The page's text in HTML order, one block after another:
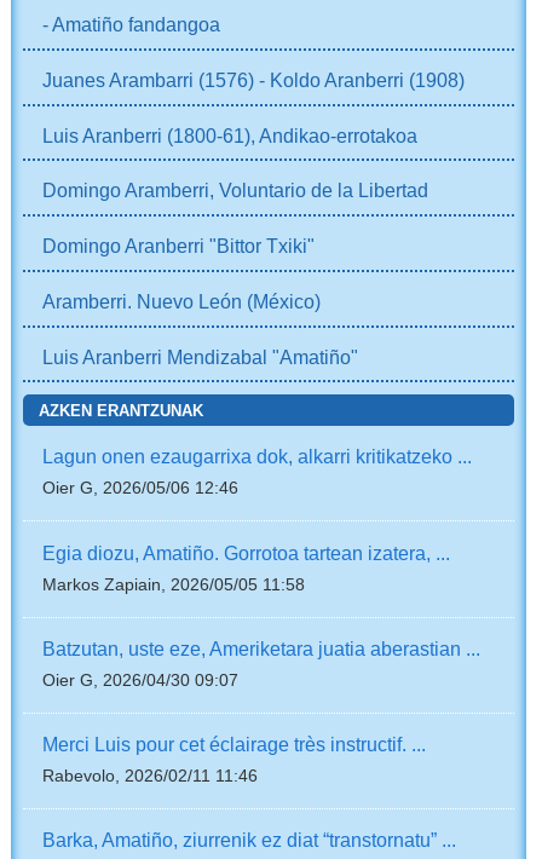
- Amatiño fandangoa
Juanes Arambarri (1576) - Koldo Aranberri (1908)
Luis Aranberri (1800-61), Andikao-errotakoa
Domingo Aramberri, Voluntario de la Libertad
Domingo Aranberri "Bittor Txiki"
Aramberri. Nuevo León (México)
Luis Aranberri Mendizabal "Amatiño"
AZKEN ERANTZUNAK
Lagun onen ezaugarrixa dok, alkarri kritikatzeko ...
Oier G, 2026/05/06 12:46
Egia diozu, Amatiño. Gorrotoa tartean izatera, ...
Markos Zapiain, 2026/05/05 11:58
Batzutan, uste eze, Ameriketara juatia aberastian ...
Oier G, 2026/04/30 09:07
Merci Luis pour cet éclairage très instructif. ...
Rabevolo, 2026/02/11 11:46
Barka, Amatiño, ziurrenik ez diat “transtornatu” ...